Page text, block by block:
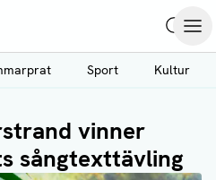
Sport Kultur
vinner
sångtexttävling